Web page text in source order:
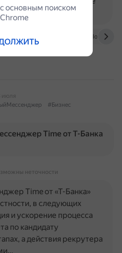
1bitcloud.ru
июля
#Бизнес
Time от Т-Банка
неточности
Time от «Т-Банка»
в следующих
и ускорение процесса
по кандидату
а действия рекрутера
основным поиском